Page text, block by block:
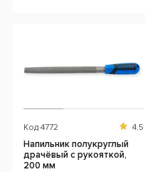
Код 4772 4.5
Напильник полукруглый
драчёвый с рукояткой,
200 мм